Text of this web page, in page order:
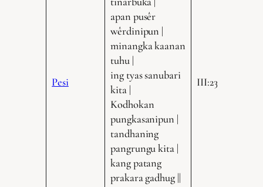
Pesi
apan pusêr
wêrdinipun |
minangka kaanan
tuhu |
ing tyas sanubari
kita |
Kodhokan
pungkasanipun |
tandhaning
pangrungu kita |
kang patang
prakara gadhug ||
III:235.22